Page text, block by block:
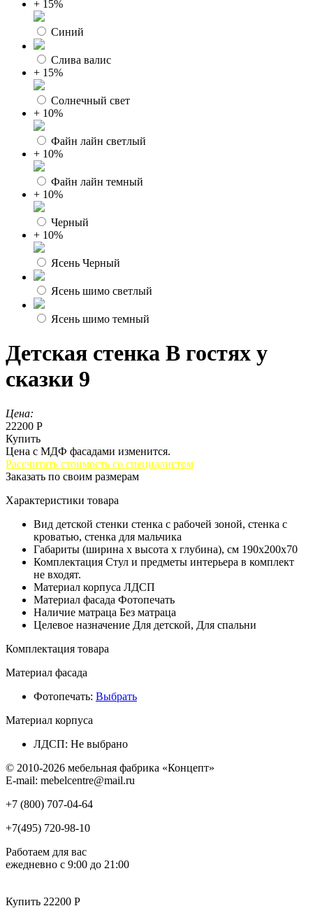
+ 15%
Синий
Слива валис
+ 15%
Солнечный свет
+ 10%
Файн лайн светлый
+ 10%
Файн лайн темный
+ 10%
Черный
+ 10%
Ясень Черный
Ясень шимо светлый
Ясень шимо темный
Детская стенка В гостях у
сказки 9
Цена:
22200 Р
Купить
Цена с МДФ фасадами изменится.
Рассчитать стоимость со специалистом
Заказать по своим размерам
Характеристики товара
Вид детской стенки стенка с рабочей зоной, стенка с
кроватью, стенка для мальчика
Габариты (ширина х высота х глубина), см 190x200x70
Комплектация Стул и предметы интерьера в комплект
не входят.
Материал корпуса ЛДСП
Материал фасада Фотопечать
Наличие матраца Без матраца
Целевое назначение Для детской, Для спальни
Комплектация товара
Материал фасада
Фотопечать: Выбрать
Материал корпуса
ЛДСП: Не выбрано
© 2010-2026 мебельная фабрика «Концепт»
E-mail: mebelcentre@mail.ru
+7 (800) 707-04-64
+7(495) 720-98-10
Работаем для вас
ежедневно с 9:00 до 21:00
Купить 22200 Р